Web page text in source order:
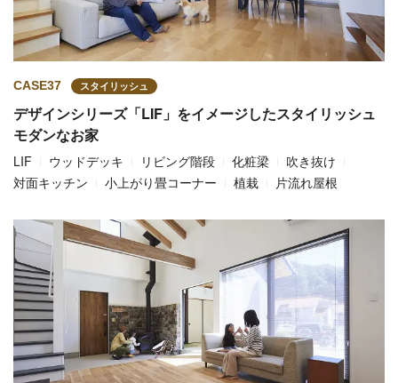
CASE37 スタイリッシュ
デザインシリーズ「LIF」をイメージしたスタイリッシュ
モダンなお家
LIF ウッドデッキ リビング階段 化粧梁
吹き抜け
対面キッチン
小上がり畳コーナー 植栽 片流れ屋根